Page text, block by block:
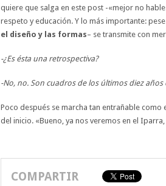
quiere que salga en este post -«mejor no
respeto y educación. Y lo más importante:
el diseño y las formas– se transmite con
-¿Es ésta una retrospectiva?
-No, no. Son cuadros de los últimos diez
Poco después se marcha tan entrañable
del inicio. «Bueno, ya nos veremos en el Iparra,
COMPARTIR